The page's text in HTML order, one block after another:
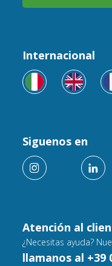
Atención al
¿Necesitas ayuda?
llamanos al +39
Internacional
Siguenos en